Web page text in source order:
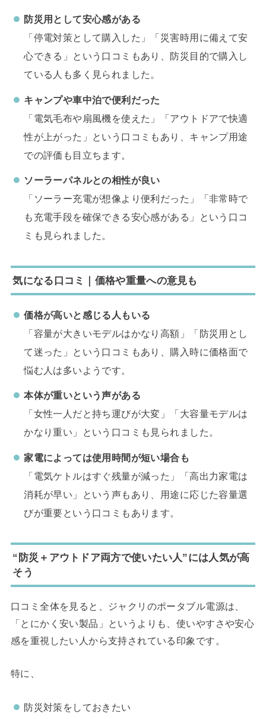
防災用として安心感がある
「停電対策として購入した」「災害時用に備えて安
心できる」という口コミもあり、防災目的で購入し
ている人も多く見られました。
キャンプや車中泊で便利だった
「電気毛布や扇風機を使えた」「アウトドアで快適
性が上がった」という口コミもあり、キャンプ用途
での評価も目立ちます。
ソーラーパネルとの相性が良い
「ソーラー充電が想像より便利だった」「非常時で
も充電手段を確保できる安心感がある」という口コ
ミも見られました。
気になる口コミ｜価格や重量への意見も
価格が高いと感じる人もいる
「容量が大きいモデルはかなり高額」「防災用とし
て迷った」という口コミもあり、購入時に価格面で
悩む人は多いようです。
本体が重いという声がある
「女性一人だと持ち運びが大変」「大容量モデルは
かなり重い」という口コミも見られました。
家電によっては使用時間が短い場合も
「電気ケトルはすぐ残量が減った」「高出力家電は
消耗が早い」という声もあり、用途に応じた容量選
びが重要という口コミもあります。
“防災＋アウトドア両方で使いたい人”には人気が高
そう
口コミ全体を見ると、ジャクリのポータブル電源は、
「とにかく安い製品」というよりも、使いやすさや安心
感を重視したい人から支持されている印象です。
特に、
防災対策をしておきたい